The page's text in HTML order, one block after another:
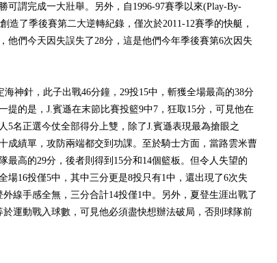
可謂完成一大壯舉。另外，自1996-97賽季以來(Play-By-
造了季後賽第二大逆轉紀錄，僅次於2011-12賽季的快艇，
他們今天因失誤失了28分，這是他們今年季後賽第6次因失
針，此子出戰46分鐘，29投15中，斬獲全場最高的38分
提的是，J.賓遜在末節比賽投籃9中7，狂取15分，可見他在
5名正選今仗全部得分上雙，除了J.賓遜表現最為搶眼之
成績單，攻防兩端都交到功課。至於騎士方面，當路雲米曹
最高的29分，後者則得到15分和14個籃板。但令人失望的
場16投僅5中，其中三分更是8投只有1中，還出現了6次失
線手感全無，三分合計14投僅1中。另外，夏登生涯出戰了
運動戰入球數，可見他必須盡快想辦法破局，否則球隊前